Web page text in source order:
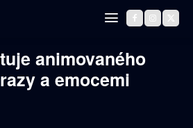
animovaného
a emocemi